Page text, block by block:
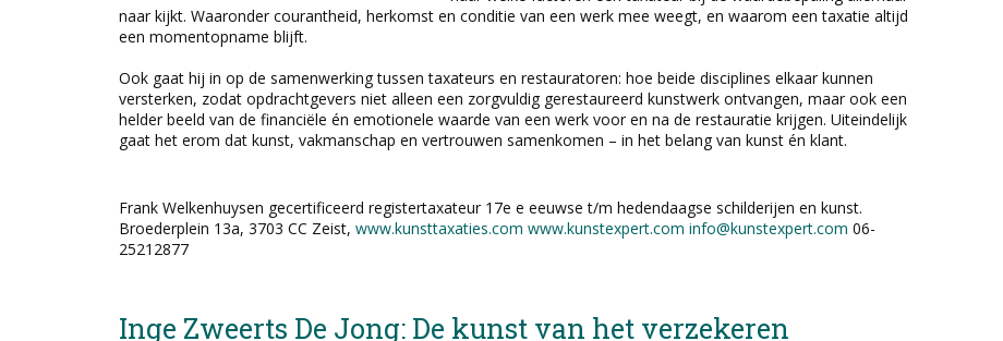
naar kijkt. Waaronder courantheid, herkomst en conditie van een werk mee weegt, en waarom een taxatie altijd
een momentopname blijft.
Ook gaat hij in op de samenwerking tussen taxateurs en restauratoren: hoe beide disciplines elkaar kunnen
versterken, zodat opdrachtgevers niet alleen een zorgvuldig gerestaureerd kunstwerk ontvangen, maar ook een
helder beeld van de financiële én emotionele waarde van een werk voor en na de restauratie krijgen. Uiteindelijk
gaat het erom dat kunst, vakmanschap en vertrouwen samenkomen – in het belang van kunst én klant.
Frank Welkenhuysen gecertificeerd registertaxateur 17e e eeuwse t/m hedendaagse schilderijen en kunst.
Broederplein 13a, 3703 CC Zeist, www.kunsttaxaties.com www.kunstexpert.com info@kunstexpert.com 06-
25212877
Inge Zweerts De Jong: De kunst van het verzekeren